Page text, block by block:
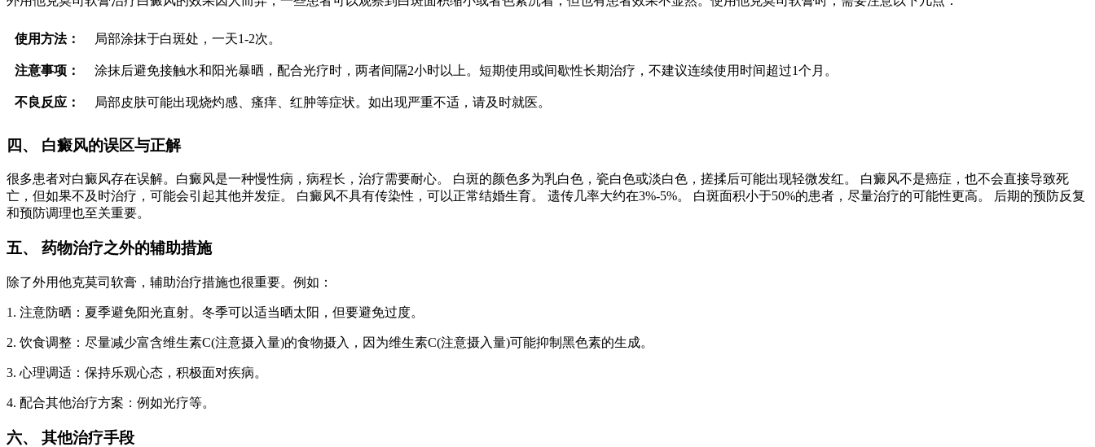
使用方法： 局部涂抹于白斑处，一天1-2次。
注意事项： 涂抹后避免接触水和阳光暴晒，配合光疗时，两者间隔2小时以上。短期使用或间歇性长期治疗，不建议连续使用时间超过1个月。
不良反应： 局部皮肤可能出现烧灼感、瘙痒、红肿等症状。如出现严重不适，请及时就医。
四、 白癜风的误区与正解
很多患者对白癜风存在误解。白癜风是一种慢性病，病程长，治疗需要耐心。 白斑的颜色多为乳白色，瓷白色或淡白色，搓揉后可能出现轻微发红。 白癜风不是癌症，也不会直接导致死
亡，但如果不及时治疗，可能会引起其他并发症。 白癜风不具有传染性，可以正常结婚生育。 遗传几率大约在3%-5%。 白斑面积小于50%的患者，尽量治疗的可能性更高。 后期的预防反复
和预防调理也至关重要。
五、 药物治疗之外的辅助措施
除了外用他克莫司软膏，辅助治疗措施也很重要。例如：
1. 注意防晒：夏季避免阳光直射。冬季可以适当晒太阳，但要避免过度。
2. 饮食调整：尽量减少富含维生素C(注意摄入量)的食物摄入，因为维生素C(注意摄入量)可能抑制黑色素的生成。
3. 心理调适：保持乐观心态，积极面对疾病。
4. 配合其他治疗方案：例如光疗等。
六、 其他治疗手段